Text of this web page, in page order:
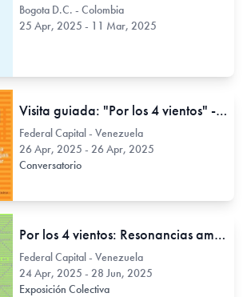
Bogota D.C. - Colombia
25 Apr, 2025 - 11 Mar, 2025
Visita guiada: "Por los 4 vientos" - Resonancias amerindias en el arte contemporáneo en Venezuela
Federal Capital - Venezuela
26 Apr, 2025 - 26 Apr, 2025
Conversatorio
Por los 4 vientos: Resonancias amerindias en el arte contemporáneo en Venezuela
Federal Capital - Venezuela
24 Apr, 2025 - 28 Jun, 2025
Exposición Colectiva